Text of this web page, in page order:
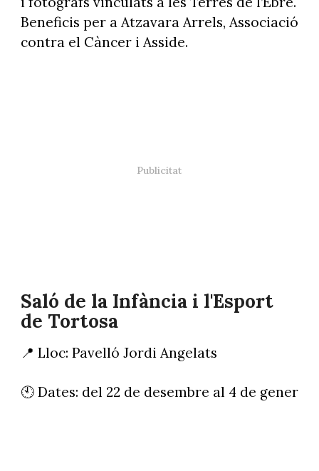
Beneficis per a Atzavara Arrels, Associació
contra el Càncer i Asside.
Saló de la Infància i l'Esport
de Tortosa
📍 Lloc: Pavelló Jordi Angelats
🕙 Dates: del 22 de desembre al 4 de gener